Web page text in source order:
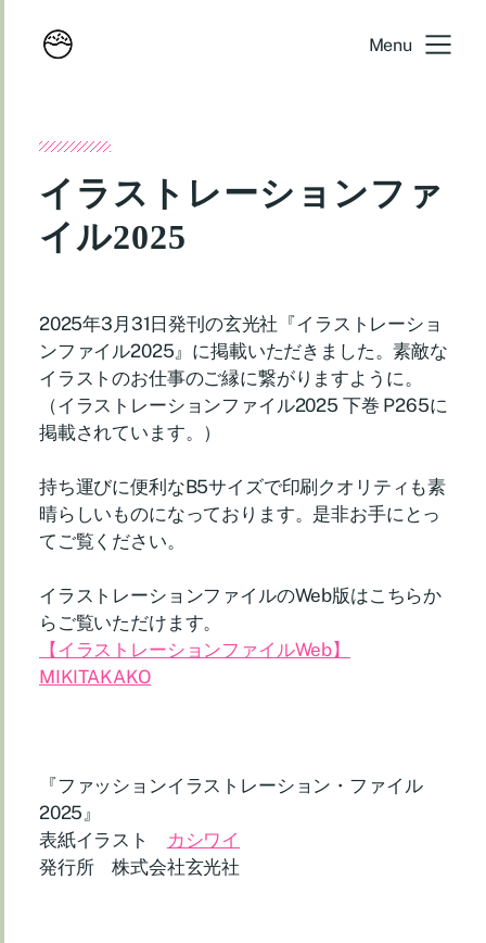
Menu
イラストレーションファ
イル2025
2025年3月31日発刊の玄光社『イラストレーショ
ンファイル2025』に掲載いただきました。素敵な
イラストのお仕事のご縁に繋がりますように。
（イラストレーションファイル2025 下巻 P265に
掲載されています。）
持ち運びに便利なB5サイズで印刷クオリティも素
晴らしいものになっております。是非お手にとっ
てご覧ください。
イラストレーションファイルのWeb版はこちらか
らご覧いただけます。
【イラストレーションファイルWeb】
MIKITAKAKO
『ファッションイラストレーション・ファイル
2025』
表紙イラスト
カシワイ
発行所 株式会社玄光社